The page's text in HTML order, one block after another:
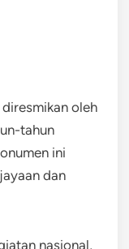
oleh
tahun
ini
dan
nasional,